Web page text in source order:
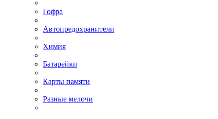
Гофра
Автопредохранители
Химия
Батарейки
Карты памяти
Разные мелочи